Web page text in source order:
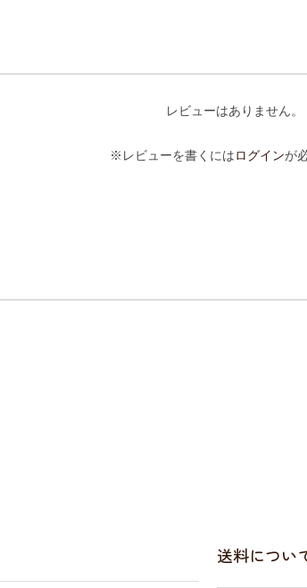
レビューはありません。
※レビューを書くにはログインが
送料につい